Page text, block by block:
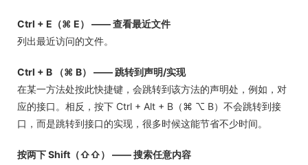
Ctrl + E（⌘ E） —— 查看最近文件
列出最近访问的文件。
Ctrl + B （⌘ B） —— 跳转到声明/实现
在某一方法处按此快捷键，会跳转到该方法的声明处，例如，对
应的接口。相反，按下 Ctrl + Alt + B（⌘ ⌥ B）不会跳转到接
口，而是跳转到接口的实现，很多时候这能节省不少时间。
按两下 Shift（⇧⇧） —— 搜索任意内容